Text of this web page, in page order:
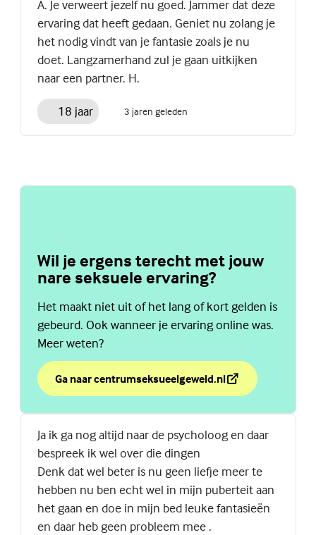
A. Je verweert jezelf nu goed. Jammer dat deze
ervaring dat heeft gedaan. Geniet nu zolang je
het nodig vindt van je fantasie zoals je nu
doet. Langzamerhand zul je gaan uitkijken
naar een partner. H.
18 jaar 3 jaren geleden
Wil je ergens terecht met jouw
nare seksuele ervaring?
Het maakt niet uit of het lang of kort gelden is
gebeurd. Ook wanneer je ervaring online was.
Meer weten?
Ga naar centrumseksueelgeweld.nl
over Wil je ergens terecht met jouw nare seksuele
(Externe link)
Ja ik ga nog altijd naar de psycholoog en daar
bespreek ik wel over die dingen
Denk dat wel beter is nu geen liefje meer te
hebben nu ben echt wel in mijn puberteit aan
het gaan en doe in mijn bed leuke fantasieën
en daar heb geen probleem mee .